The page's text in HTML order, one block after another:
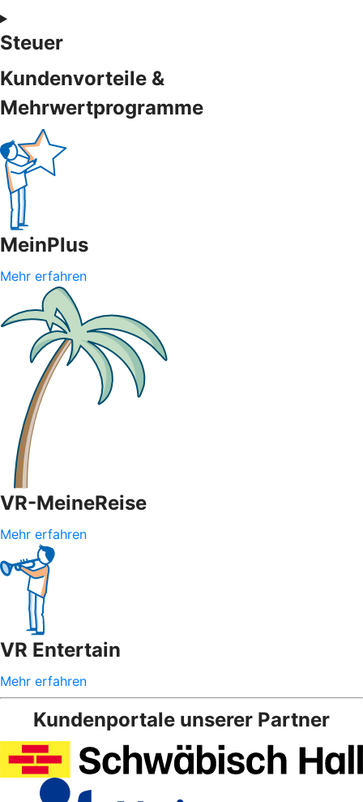
Steuer
Kundenvorteile &
Mehrwertprogramme
MeinPlus
Mehr erfahren
VR-MeineReise
Mehr erfahren
VR Entertain
Mehr erfahren
Kundenportale unserer Partner